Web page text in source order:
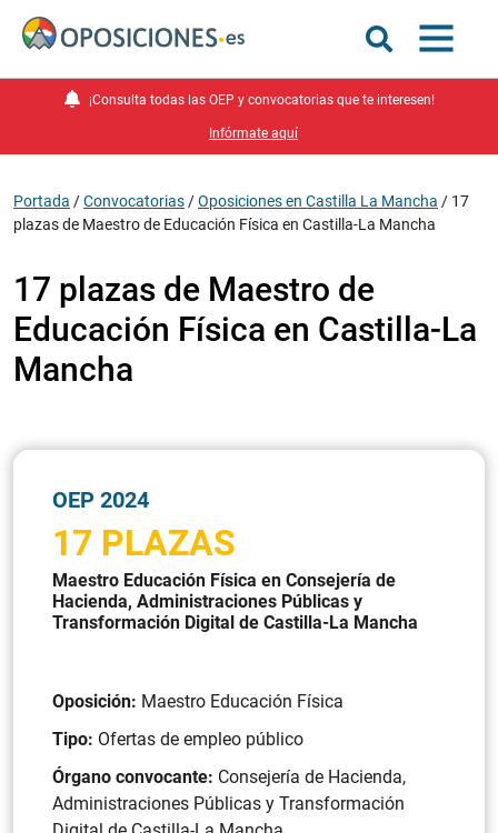
¡Consulta todas las OEP y convocatorias que te interesen!
Infórmate aquí
Portada /Convocatorias /Oposiciones en Castilla La Mancha / 17
plazas de Maestro de Educación Física en Castilla-La Mancha
17 plazas de Maestro de
Educación Física en Castilla-La
Mancha
OEP 2024
17 PLAZAS
Maestro Educación Física en Consejería de
Hacienda, Administraciones Públicas y
Transformación Digital de Castilla-La Mancha
Oposición: Maestro Educación Física
Tipo: Ofertas de empleo público
Órgano convocante: Consejería de Hacienda,
Administraciones Públicas y Transformación